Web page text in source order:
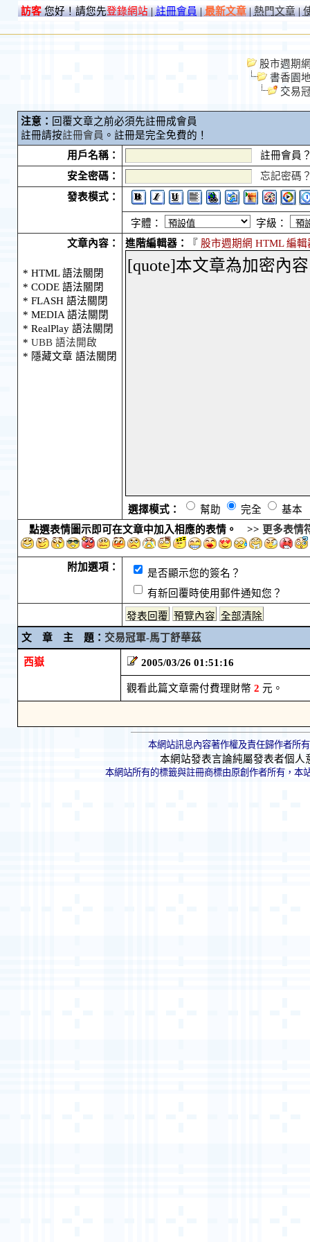
訪客您好！請您先登錄網站|註冊會員|最新文章|熱門文章|
股市週期
書香園
交易
注意：
回覆文章之前必須先註冊成會員
註冊請按註冊會員 。註冊是完全免費的！
用戶名稱：
註冊會員
安全密碼：
忘記密碼
發表模式：
字體：
字級：
文章內容：
* HTML 語法關閉
* CODE 語法關閉
* FLASH 語法關閉
* MEDIA 語法關閉
* RealPlay 語法關閉
* UBB 語法開啟
* 隱藏文章 語法關閉
進階編輯器： 『 股市週期網 HTML 編輯
選擇模式： 幫助 完全
基
點選表情圖示即可在文章中加入相應的表情。 >> 更多表情
附加選項：
是否顯示您的簽名？
有新回覆時使用郵件通知您？
文 章 主 題： 交易冠軍-馬丁舒華茲
西嶽 2005/03/26 01:51:16
觀看此篇文章需付費理財幣 2 元。
本網站訊息內容著作權及責任歸作者所
本網站發表言論純屬發表者個人
本網站所有的標籤與註冊商標由原創作者所有，本